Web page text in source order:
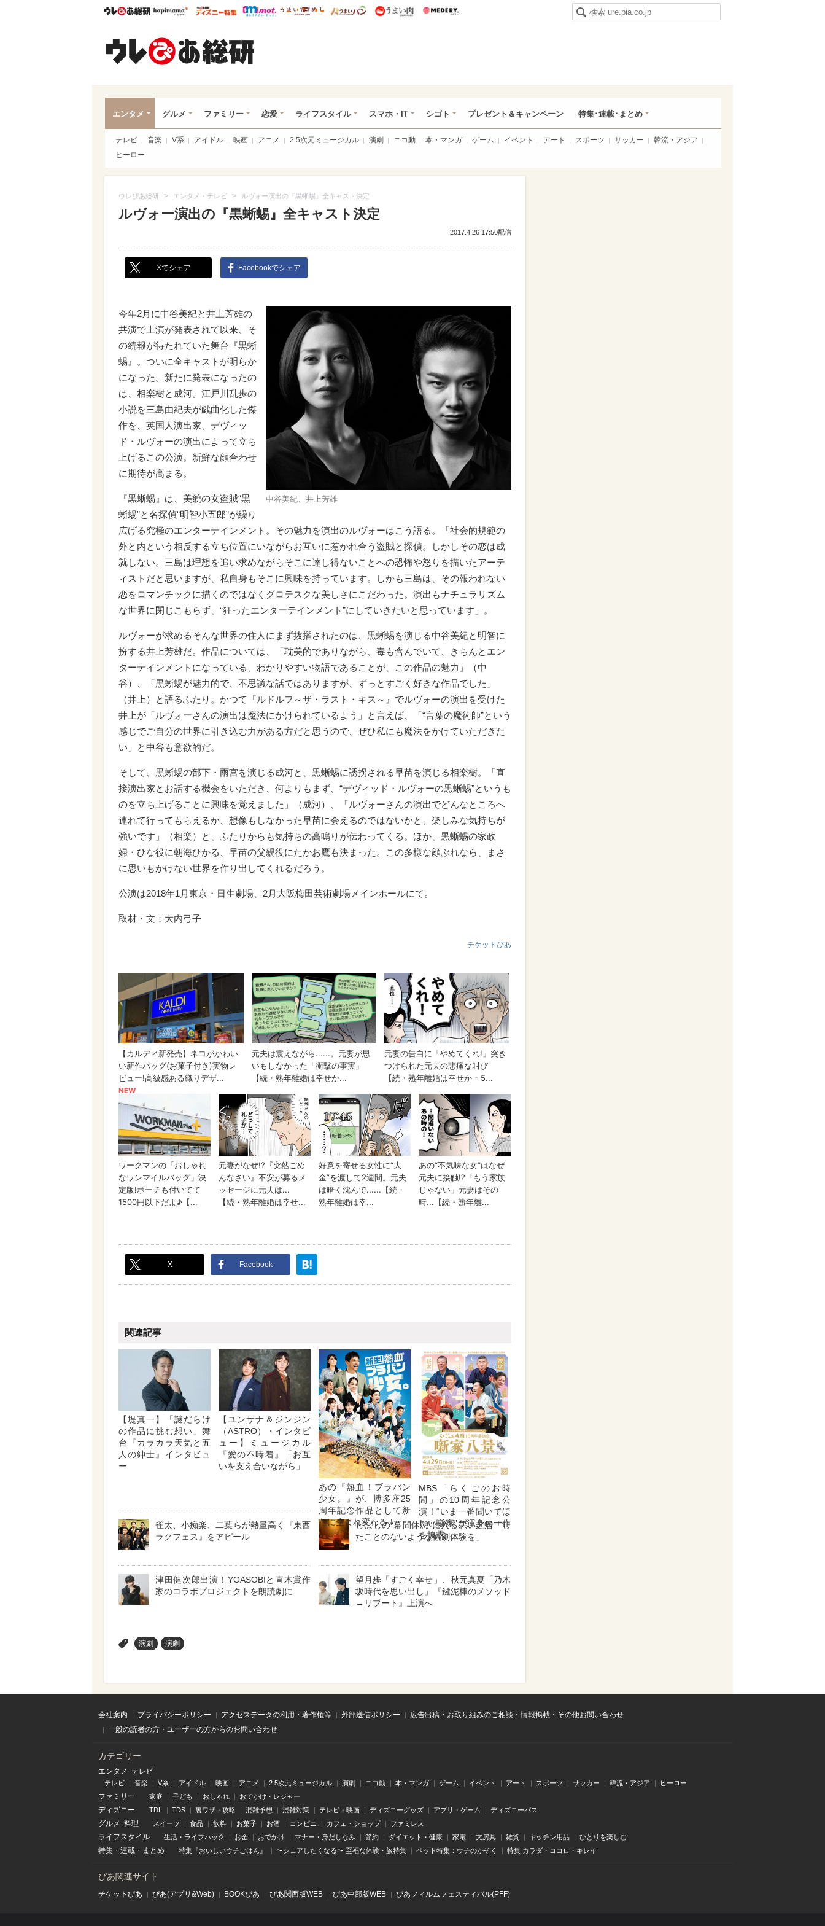
ウレぴあ総研ハピママ* ウレぴあ総研 ディズニー特集
mimot. うまいめし うまいパン うまい肉
エンタメ グルメ ファミリー 恋愛 ライフスタイル スマホ・IT シゴト プレゼント＆キャンペーン 特集･連載･まとめ
テレビ 音楽 V系 アイドル 映画 アニメ 2.5次元ミュージカル 演劇 ニコ動 本・マンガ ゲーム イベント アート スポーツ サッカー
韓流・アジア
ヒーロー
ウレぴあ総研 > エンタメ・テレビ > ルヴォー演出の『黒蜥蜴』全キャスト決定
ルヴォー演出の『黒蜥蜴』全キャスト決定
2017.4.26 17:50配信
Xでシェア Facebookでシェア
中谷美紀、井上芳雄
今年2月に中谷美紀と井上芳雄の
共演で上演が発表されて以来、そ
の続報が待たれていた舞台『黒蜥
蜴』。ついに全キャストが明らか
になった。新たに発表になったの
は、相楽樹と成河。江戸川乱歩の
小説を三島由紀夫が戯曲化した傑
作を、英国人演出家、デヴィッ
ド・ルヴォーの演出によって立ち
上げるこの公演。新鮮な顔合わせ
に期待が高まる。
『黒蜥蜴』は、美貌の女盗賊“黒
蜥蜴”と名探偵“明智小五郎”が繰り
広げる究極のエンターテインメント。その魅力を演出のルヴォーはこう語る。「社会的規範の
外と内という相反する立ち位置にいながらお互いに惹かれ合う盗賊と探偵。しかしその恋は成
就しない。三島は理想を追い求めながらそこに達し得ないことへの恐怖や怒りを描いたアーテ
ィストだと思いますが、私自身もそこに興味を持っています。しかも三島は、その報われない
恋をロマンチックに描くのではなくグロテスクな美しさにこだわった。演出もナチュラリズム
な世界に閉じこもらず、“狂ったエンターテインメント”にしていきたいと思っています」。
ルヴォーが求めるそんな世界の住人にまず抜擢されたのは、黒蜥蜴を演じる中谷美紀と明智に
扮する井上芳雄だ。作品については、「耽美的でありながら、毒も含んでいて、きちんとエン
ターテインメントになっている、わかりやすい物語であることが、この作品の魅力」（中
谷）、「黒蜥蜴が魅力的で、不思議な話ではありますが、ずっとすごく好きな作品でした」
（井上）と語るふたり。かつて『ルドルフ～ザ・ラスト・キス～』でルヴォーの演出を受けた
井上が「ルヴォーさんの演出は魔法にかけられているよう」と言えば、「“言葉の魔術師”という
感じでご自分の世界に引き込む力がある方だと思うので、ぜひ私にも魔法をかけていただきた
い」と中谷も意欲的だ。
そして、黒蜥蜴の部下・雨宮を演じる成河と、黒蜥蜴に誘拐される早苗を演じる相楽樹。「直
接演出家とお話する機会をいただき、何よりもまず、“デヴィッド・ルヴォーの黒蜥蜴”というも
のを立ち上げることに興味を覚えました」（成河）、「ルヴォーさんの演出でどんなところへ
連れて行ってもらえるか、想像もしなかった早苗に会えるのではないかと、楽しみな気持ちが
強いです」（相楽）と、ふたりからも気持ちの高鳴りが伝わってくる。ほか、黒蜥蜴の家政
婦・ひな役に朝海ひかる、早苗の父親役にたかお鷹も決まった。この多様な顔ぶれなら、まさ
に思いもかけない世界を作り出してくれるだろう。
公演は2018年1月東京・日生劇場、2月大阪梅田芸術劇場メインホールにて。
取材・文：大内弓子
チケットぴあ
X Facebook
関連記事
【堤真一】「謎だらけ
の作品に挑む想い」舞
台『カラカラ天気と五
人の紳士』インタビュ
ー
【ユンサナ＆ジンジン
（ASTRO）・インタビ
ュー】ミュージカル
『愛の不時着』「お互
いを支え合いながら」
あの『熱血！ブラバン
少女。』が、博多座25
周年記念作品として新
たに生まれ変わる！
MBS「らくごのお時
間」の10周年記念公
演！“いま一番聞いてほ
しい噺家”が渾身の一作
を披露
雀太、小痴楽、二葉らが熱量高く『東西
ラクフェス』をアピール
しばしの“幕間休憩”に入る悪い芝居「し
たことのないような観劇体験を」
津田健次郎出演！YOASOBIと直木賞作
家のコラボプロジェクトを朗読劇に
望月歩「すごく幸せ」、秋元真夏「乃木
坂時代を思い出し」『鍵泥棒のメソッド
→リブート』上演へ
演劇 演劇
会社案内 プライバシーポリシー アクセスデータの利用・著作権等 外部送信ポリシー
広告出稿・お取り組みのご相談・情報掲載・その他お問い合わせ
一般の読者の方・ユーザーの方からのお問い合わせ
カテゴリー
エンタメ･テレビ
テレビ 音楽 V系 アイドル 映画 アニメ 2.5次元ミュージカル 演劇 ニコ動 本・マンガ ゲーム イベント アート スポーツ サッカー 韓流・アジア ヒーロー
ファミリー 家庭 子ども おしゃれ おでかけ・レジャー
ディズニー TDL TDS 裏ワザ・攻略 混雑予想 混雑対策 テレビ・映画 ディズニーグッズ アプリ・ゲーム ディズニーパス
グルメ･料理 スイーツ 食品 飲料 お菓子 お酒 コンビニ カフェ・ショップ ファミレス
ライフスタイル 生活・ライフハック お金 おでかけ マナー・身だしなみ 節約 ダイエット・健康 家電 文房具 雑貨 キッチン用品 ひとりを楽しむ
特集 ・ 連載 ・ まとめ 特集『おいしいウチごはん』 〜シェアしたくなる〜 至福な体験・旅特集 ペット特集：ウチのかぞく 特集 カラダ・ココロ・キレイ
ぴあ関連サイト
チケットぴあ ぴあ(アプリ&Web) BOOKぴあ ぴあ関⻄版WEB ぴあ中部版WEB ぴあフィルムフェスティバル(PFF)